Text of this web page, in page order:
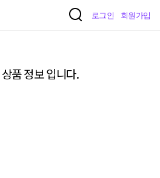
로그인 회원가입
품 정보 입니다.